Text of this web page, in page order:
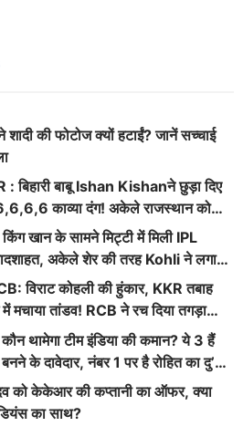
शादी की फोटोज क्यों हटाईं? जानें सच्चाई
: बिहारी बाबू Ishan Kishanने छुड़ा दिए
काव्या दंग! अकेले राजस्थान को
खान के सामने मिट्टी में मिली IPL
अकेले शेर की तरह Kohli ने लगाई
विराट कोहली की हुंकार, KKR तबाह
मचाया तांडव! RCB ने रच दिया तगड़ा
कौन थामेगा टीम इंडिया की कमान? ये 3 हैं
के दावेदार, नंबर 1 पर है रोहित का दु’
को केकेआर की कप्तानी का ऑफर, क्या
का साथ?